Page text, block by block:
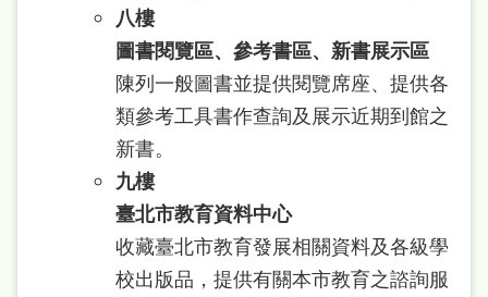
八樓
圖書閱覽區、參考書區、新書展示區
陳列一般圖書並提供閱覽席座、提供各
類參考工具書作查詢及展示近期到館之
新書。
九樓
臺北市教育資料中心
收藏臺北市教育發展相關資料及各級學
校出版品，提供有關本市教育之諮詢服